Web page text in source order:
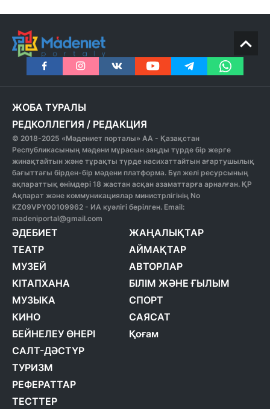
ЖОБА ТУРАЛЫ
РЕДКОЛЛЕГИЯ / РЕДАКЦИЯ
© 2018-2025 «Мәдениет порталы» АА - Қазақстан
Республикасының мәдени мұрасын заңды түрде бір жерге
жинақтайтын және тұрақты түрде насихаттайтын ағартушылық
бағыттағы бірден-бір мәдени платформа. Бұл желі ресурсының
ақпараттық өнімдері 18 жастан асқан азаматтарға арналған. ҚР
Ақпарат және коммуникациялар министрлігінің No
KZ09VPY00109962 - ИА куәлігі берілген. Email:
madeniportal@gmail.com
ӘДЕБИЕТ
ТЕАТР
МУЗЕЙ
КІТАПХАНА
МУЗЫКА
КИНО
БЕЙНЕЛЕУ ӨНЕРІ
САЛТ-ДӘСТҮР
ТУРИЗМ
РЕФЕРАТТАР
ТЕСТТЕР
ЖАҢАЛЫҚТАР
АЙМАҚТАР
АВТОРЛАР
БІЛІМ ЖӘНЕ ҒЫЛЫМ
СПОРТ
САЯСАТ
Қоғам